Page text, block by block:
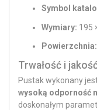
Symbol
Wymiary: 195
Powierzchnia:
Trwałość i
Pustak wykonany
wysoką odporność
doskonałym